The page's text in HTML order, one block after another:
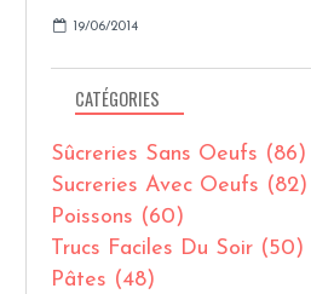
19/06/2014
CATÉGORIES
Sûcreries Sans Oeufs (86)
Sucreries Avec Oeufs (82)
Poissons (60)
Trucs Faciles Du Soir (50)
Pâtes (48)